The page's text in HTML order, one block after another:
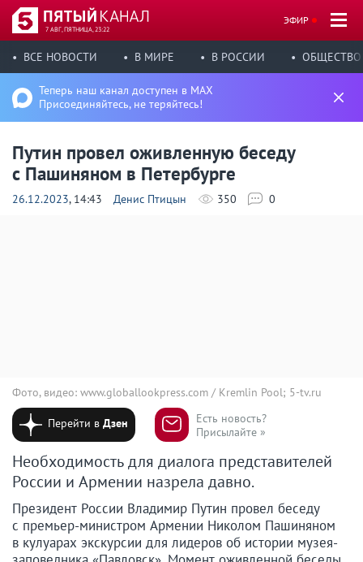
7 АВГ, ПЯТНИЦА, 23:22
ЭФИР
ВСЕ НОВОСТИ В МИРЕ В РОССИИ ОБЩЕСТВО
Теперь наш канал доступен в MAX
Присоединяйтесь, не теряйтесь!
Путин провел оживленную беседу
с Пашиняном в Петербурге
26.12.2023, 14:43 Денис Птицын 350 0
Фото, видео: www.globallookpress.com / Kremlin Pool; 5-tv.ru
Перейти вДзен
Есть новость?
Присылайте »
Необходимость для диалога представителей
России и Армении назрела давно.
Президент России Владимир Путин провел беседу
с премьер-министром Армении Николом Пашиняном
в кулуарах экскурсии для лидеров об истории музея-